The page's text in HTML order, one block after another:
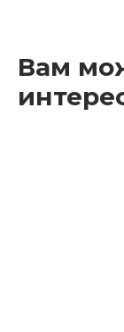
Вам